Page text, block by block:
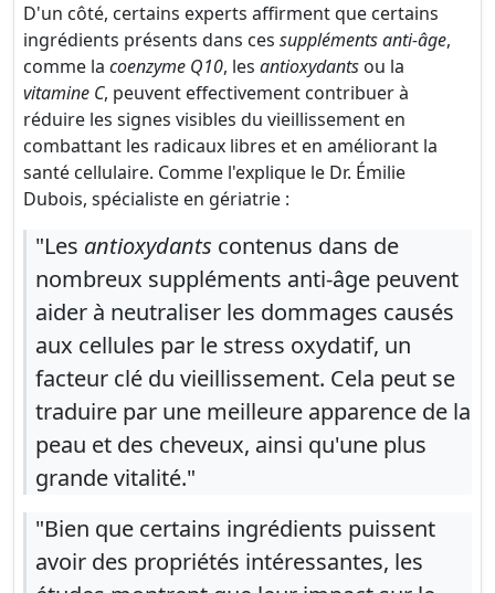
D'un côté, certains experts affirment que certains
ingrédients présents dans ces suppléments anti-âge,
comme la coenzyme Q10, les antioxydants ou la
vitamine C, peuvent effectivement contribuer à
réduire les signes visibles du vieillissement en
combattant les radicaux libres et en améliorant la
santé cellulaire. Comme l'explique le Dr. Émilie
Dubois, spécialiste en gériatrie :
"Les antioxydants contenus dans de
nombreux suppléments anti-âge peuvent
aider à neutraliser les dommages causés
aux cellules par le stress oxydatif, un
facteur clé du vieillissement. Cela peut se
traduire par une meilleure apparence de la
peau et des cheveux, ainsi qu'une plus
grande vitalité."
"Bien que certains ingrédients puissent
avoir des propriétés intéressantes, les